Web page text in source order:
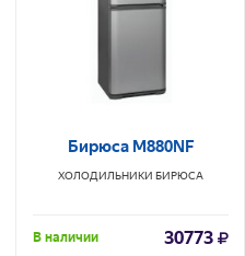
Бирюса М880NF
ХОЛОДИЛЬНИКИ БИРЮСА
В наличии 30773